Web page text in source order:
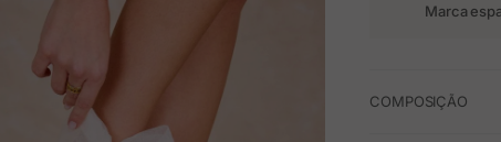
Marca
COMPOSIÇÃO